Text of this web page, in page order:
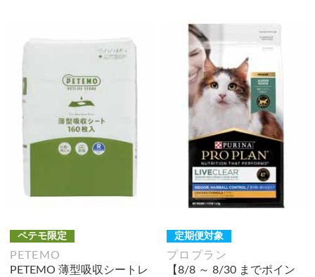
ペテモ限定
PETEMO
PETEMO 薄型吸収シートレ
定期便対象
プロプラン
【8/8 ～ 8/30 までポイン